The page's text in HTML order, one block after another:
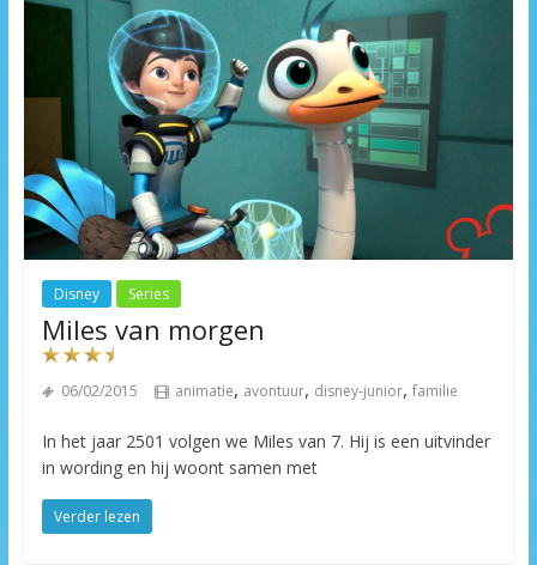
Disney Series
Miles van morgen
06/02/2015 animatie, avontuur, disney-junior, familie
In het jaar 2501 volgen we Miles van 7. Hij is een uitvinder
in wording en hij woont samen met
Verder lezen